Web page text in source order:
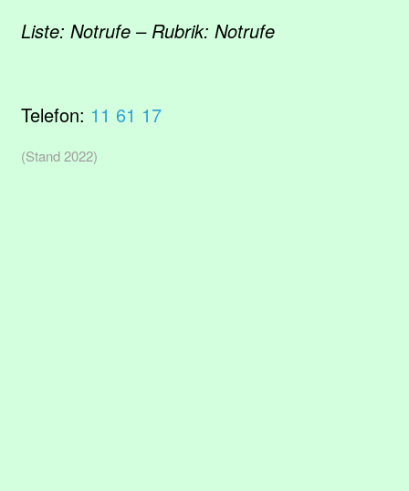
Liste: Notrufe – Rubrik: Notrufe
Telefon: 11 61 17
(Stand 2022)